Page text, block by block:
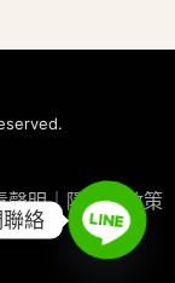
聲明｜ 隱私權政策
絡